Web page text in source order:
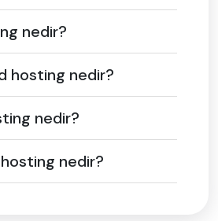
nedir?
hosting nedir?
nedir?
nedir?